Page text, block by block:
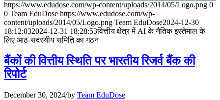
July 28, 2026
📝 डेली करेंट अफेयर्स: 25-27 जुलाई 2026
📝 डेली करेंट अफेयर्स: 22-24 जुलाई 2026
https://www.edudose.com/wp-content/uploads/2014/05/Logo.png 0
0 Team EduDose https://www.edudose.com/wp-
content/uploads/2014/05/Logo.png Team EduDose2024-12-30
18:12:032024-12-31 18:28:53वित्तीय क्षेत्र में AI के नैतिक इस्तेमाल के
लिए आठ-सदस्यीय समिति का गठन
बैंकों की वित्तीय स्थिति पर भारतीय रिजर्व बैंक की
रिपोर्ट
December 30, 2024/by Team EduDose